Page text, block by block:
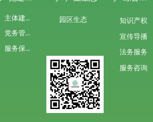
主体建设
党务管理
服务保障
园区生态 知识产权
宣传导播
法务服务
服务咨询